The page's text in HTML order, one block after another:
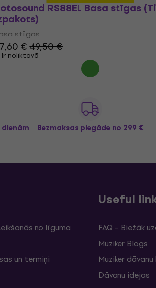
RS88EL Basa stīgas
stīgas
€49,50 €
Ir noliktavā
Bezmaksas piegāde no 299 €
no līguma
un termiņi
Useful
FAQ – Biežāk
Muziker Blogs
Muziker
Dāvanu idejas